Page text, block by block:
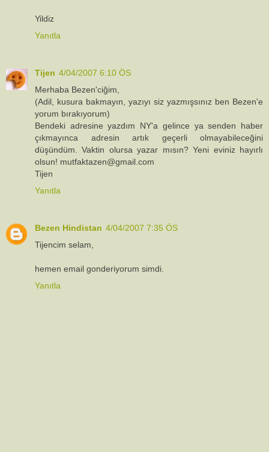
Yildiz
Yanıtla
Tijen 4/04/2007 6:10 ÖS
Merhaba Bezen'ciğim,
(Adil, kusura bakmayın, yazıyı siz yazmışsınız ben Bezen'e
yorum bırakıyorum)
Bendeki adresine yazdım NY'a gelince ya senden haber
çıkmayınca adresin artık geçerli olmayabileceğini
düşündüm. Vaktin olursa yazar mısın? Yeni eviniz hayırlı
olsun! mutfaktazen@gmail.com
Tijen
Yanıtla
Bezen Hindistan 4/04/2007 7:35 ÖS
Tijencim selam,
hemen email gonderiyorum simdi.
Yanıtla